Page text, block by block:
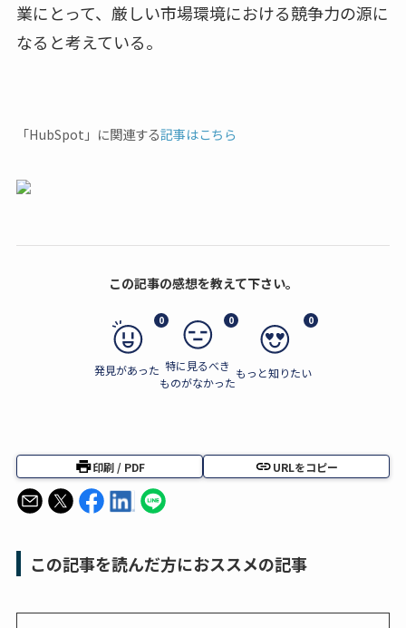
業にとって、厳しい市場環境における競争力の源に
なると考えている。
「HubSpot」に関連する記事はこちら
この記事の感想を教えて下さい。
0
発見があった
0
特に見るべき
ものがなかった
0
もっと知りたい
印刷 / PDF URLをコピー
この記事を読んだ方におススメの記事